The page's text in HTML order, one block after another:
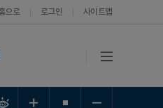
으로 로그인 사이트맵